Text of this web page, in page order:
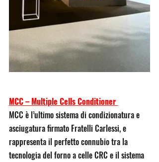
MCC – Multiple Cells Conditioner
MCC è l’ultimo sistema di condizionatura e
asciugatura firmato Fratelli Carlessi, e
rappresenta il perfetto connubio tra la
tecnologia del forno a celle CRC e il sistema